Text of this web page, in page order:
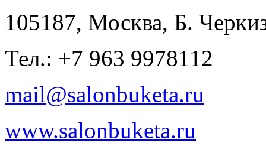
105187, Москва, Б.
Тел.: +7 963 9978112
mail@salonbuketa.ru
www.salonbuketa.ru